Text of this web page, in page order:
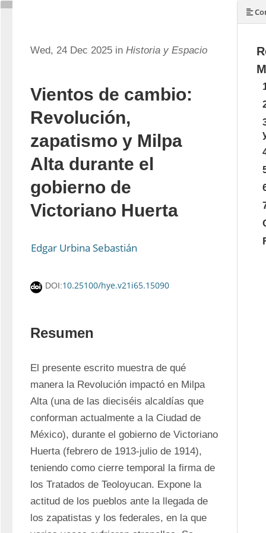
Wed, 24 Dec 2025 in Historia y Espacio
Vientos de cambio:
Revolución,
zapatismo y Milpa
Alta durante el
gobierno de
Victoriano Huerta
Edgar Urbina Sebastián
DOI:10.25100/hye.v21i65.15090
Resumen
El presente escrito muestra de qué
manera la Revolución impactó en Milpa
Alta (una de las dieciséis alcaldías que
conforman actualmente a la Ciudad de
México), durante el gobierno de Victoriano
Huerta (febrero de 1913-julio de 1914),
teniendo como cierre temporal la firma de
los Tratados de Teoloyucan. Expone la
actitud de los pueblos ante la llegada de
los zapatistas y los federales, en la que